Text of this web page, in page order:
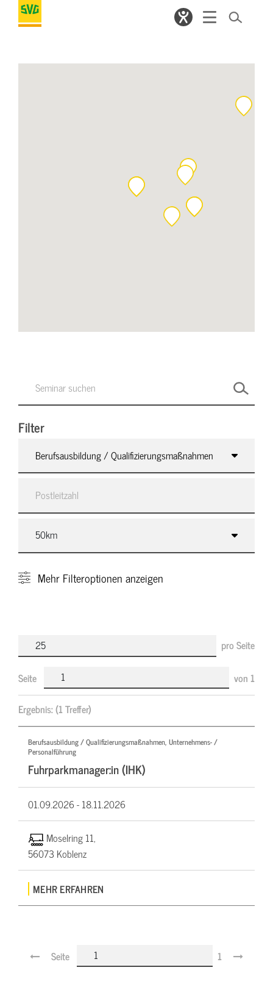
Filter
Berufsausbildung / Qualifizierungsmaßnahmen
Mehr Filteroptionen anzeigen
pro Seite
Seite von 1
Ergebnis:(1 Treffer)
Berufsausbildung / Qualifizierungsmaßnahmen, Unternehmens- /
Personalführung
Fuhrparkmanager:in (IHK)
01.09.2026 -18.11.2026
Moselring 11,
56073 Koblenz
MEHR ERFAHREN
Seite 1